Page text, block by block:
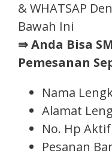
& WHATSAP
Bawah Ini
⇛ Anda Bisa
Pemesanan
Nama
Alamat
No. Hp Aktif :
Pesanan